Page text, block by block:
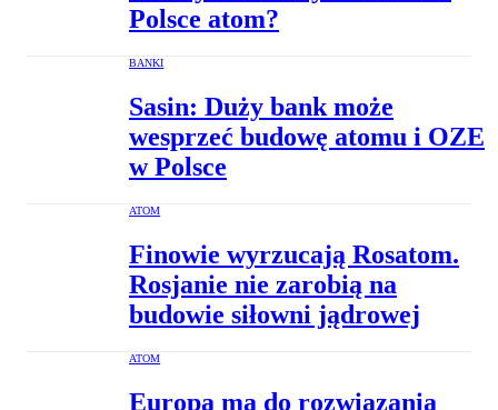
Polsce atom?
BANKI
Sasin: Duży bank może
wesprzeć budowę atomu i OZE
w Polsce
ATOM
Finowie wyrzucają Rosatom.
Rosjanie nie zarobią na
budowie siłowni jądrowej
ATOM
Europa ma do rozwiązania